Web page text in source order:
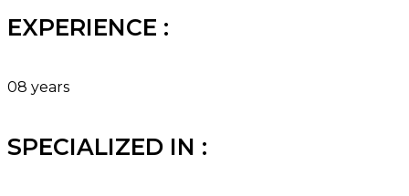
EXPERIENCE :
08 years
SPECIALIZED IN :